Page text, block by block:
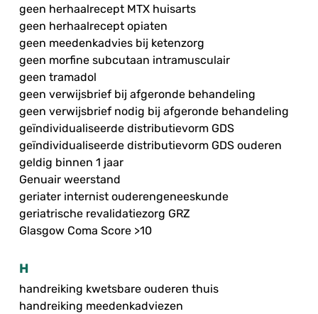
geen herhaalrecept MTX huisarts
geen herhaalrecept opiaten
geen meedenkadvies bij ketenzorg
geen morfine subcutaan intramusculair
geen tramadol
geen verwijsbrief bij afgeronde behandeling
geen verwijsbrief nodig bij afgeronde behandeling
geïndividualiseerde distributievorm GDS
geïndividualiseerde distributievorm GDS ouderen
geldig binnen 1 jaar
Genuair weerstand
geriater internist ouderengeneeskunde
geriatrische revalidatiezorg GRZ
Glasgow Coma Score >10
H
handreiking kwetsbare ouderen thuis
handreiking meedenkadviezen